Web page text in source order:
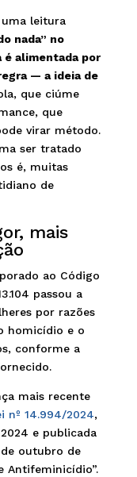
leitura
nada” no
é alimentada por
— a ideia de
que ciúme
que
virar método.
ser tratado
é, muitas
de
mais
ao Código
passou a
por razões
homicídio e o
conforme a
mais recente
nº 14.994/2024,
e publicada
outubro de
Antifeminicídio”.